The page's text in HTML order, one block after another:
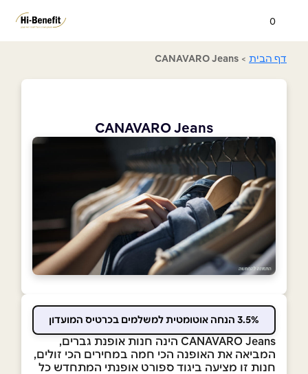
0
דף הבית >
CANAVARO Jeans
CANAVARO Jeans
3.5% הנחה אוטומטית למשלמים בכרטיס המועדון
CANAVARO Jeans הינה חנות אופנת גברים,
המביאה את האופנה הכי חמה במחירים הכי זולים,
חנות זו מציעה ביגוד ספורט אופנתי המתחדש כל